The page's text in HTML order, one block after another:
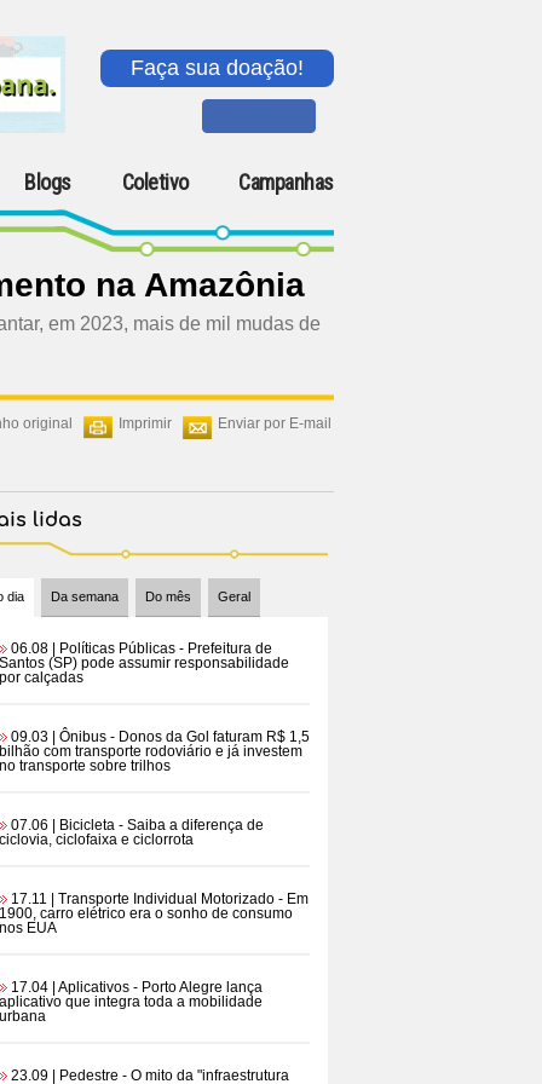
Faça sua doação!
Blogs Coletivo Campanhas
na Amazônia
em 2023, mais de mil mudas de
Enviar por E-mail
Imprimir
original
lidas
dia Da semana Do mês Geral
06.08 | Políticas Públicas - Prefeitura de
Santos (SP) pode assumir responsabilidade
por calçadas
09.03 | Ônibus - Donos da Gol faturam R$ 1,5
bilhão com transporte rodoviário e já investem
no transporte sobre trilhos
07.06 | Bicicleta - Saiba a diferença de
ciclovia, ciclofaixa e ciclorrota
17.11 | Transporte Individual Motorizado - Em
1900, carro elétrico era o sonho de consumo
nos EUA
17.04 | Aplicativos - Porto Alegre lança
aplicativo que integra toda a mobilidade
urbana
23.09 | Pedestre - O mito da "infraestrutura